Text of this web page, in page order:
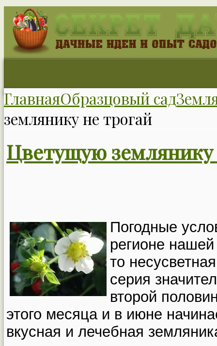
ГлавнаяОбразцовый сад
землянику не трогай
Цветущую землянику
Погодные
регионе
то
серия
второй
этого месяца и в июне
вкусная и лечебная